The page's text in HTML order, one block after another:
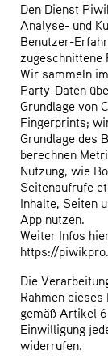
Den Dienst
Analyse- und
Benutzer-
zugeschnittene
Wir sammeln
Party-Daten
Grundlage von
Fingerprints;
Grundlage des
berechnen
Nutzung, wie
Seitenaufrufe
Inhalte, Seiten
App nutzen.
Weiter Infos
https://
Die
Rahmen
gemäß Artikel
Einwilligung
widerrufen.